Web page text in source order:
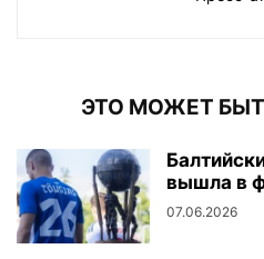
ЭТО МОЖЕТ
вышла в
07.06.2026